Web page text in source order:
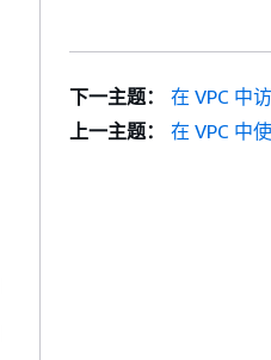
下一主题：
在 VPC 中
上一主题：
在 VPC 中